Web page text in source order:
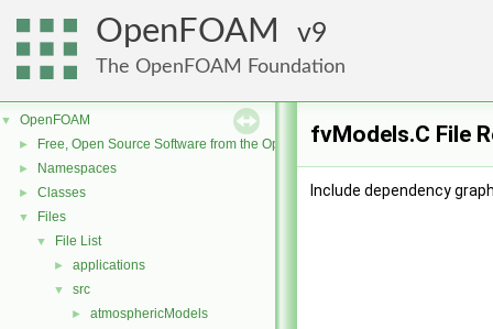
OpenFOAM 9
The OpenFOAM Foundation
▼ OpenFOAM
► Free, Open Source Software from the OpenFOAM Foundation
► Namespaces
► Classes
▼ Files
▼ File List
► applications
▼ src
► atmosphericModels
fvModels.C File
Include dependency